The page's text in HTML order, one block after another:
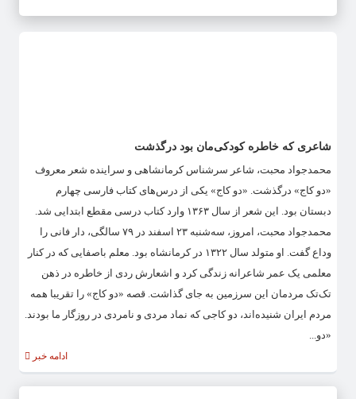
شاعری که خاطره کودکی‌مان بود درگذشت
محمدجواد محبت، شاعر سرشناس کرمانشاهی و سراینده شعر معروف
«دو کاج» درگذشت. «دو کاج» یکی از درس‌های کتاب فارسی چهارم
دبستان بود. این شعر از سال ۱۳۶۳ وارد کتاب درسی مقطع ابتدایی شد.
محمدجواد محبت، امروز، سه‌شنبه ۲۳ اسفند در ۷۹ سالگی، دار فانی را
وداع گفت. او متولد سال ۱۳۲۲ در کرمانشاه بود. معلم باصفایی که در کنار
معلمی یک عمر شاعرانه زندگی کرد و اشعارش ردی از خاطره در ذهن
تک‌تک مردمان این سرزمین به جای گذاشت. قصه «دو کاج» را تقریبا همه
مردم ایران شنیده‌اند، دو کاجی که نماد مردی و نامردی در روزگار ما بودند.
«دو...
ادامه خبر